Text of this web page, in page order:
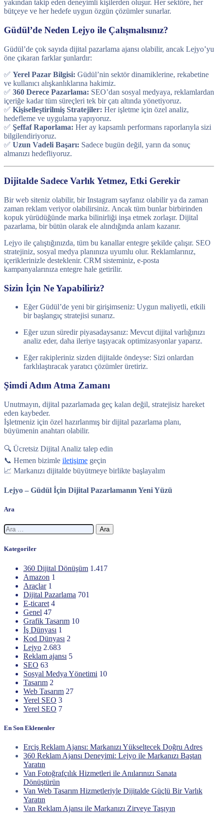
yakından takip eden deneyimli kişilerden oluşur. Her sektöre, her
bütçeye ve her hedefe uygun özgün çözümler sunarlar.
Güdül’de Neden Lejyo ile Çalışmalısınız?
Güdül’de çok sayıda dijital pazarlama ajansı olabilir, ancak Lejyo’yu
öne çıkaran farklar şunlardır:
✅ Yerel Pazar Bilgisi: Güdül’nin sektör dinamiklerine, rekabetine
ve kullanıcı alışkanlıklarına hakimiz.
✅ 360 Derece Pazarlama: SEO’dan sosyal medyaya, reklamlardan
içeriğe kadar tüm süreçleri tek bir çatı altında yönetiyoruz.
✅ Kişiselleştirilmiş Stratejiler: Her işletme için özel analiz,
hedefleme ve uygulama yapıyoruz.
✅ Şeffaf Raporlama: Her ay kapsamlı performans raporlarıyla sizi
bilgilendiriyoruz.
✅ Uzun Vadeli Başarı: Sadece bugün değil, yarın da sonuç
almanızı hedefliyoruz.
Dijitalde Sadece Varlık Yetmez, Etki Gerekir
Bir web siteniz olabilir, bir Instagram sayfanız olabilir ya da zaman
zaman reklam veriyor olabilirsiniz. Ancak tüm bunlar birbirinden
kopuk yürüdüğünde marka bilinirliği inşa etmek zorlaşır. Dijital
pazarlama, bir bütün olarak ele alındığında anlam kazanır.
Lejyo ile çalıştığınızda, tüm bu kanallar entegre şekilde çalışır. SEO
stratejiniz, sosyal medya planınıza uyumlu olur. Reklamlarınız,
içeriklerinizle desteklenir. CRM sisteminiz, e-posta
kampanyalarınıza entegre hale getirilir.
Sizin İçin Ne Yapabiliriz?
Eğer Güdül’de yeni bir girişimseniz: Uygun maliyetli, etkili
bir başlangıç stratejisi sunarız.
Eğer uzun süredir piyasadaysanız: Mevcut dijital varlığınızı
analiz eder, daha ileriye taşıyacak optimizasyonlar yaparız.
Eğer rakipleriniz sizden dijitalde öndeyse: Sizi onlardan
farklılaştıracak yaratıcı çözümler üretiriz.
Şimdi Adım Atma Zamanı
Unutmayın, dijital pazarlamada geç kalan değil, stratejisiz hareket
eden kaybeder.
İşletmeniz için özel hazırlanmış bir dijital pazarlama planı,
büyümenin anahtarı olabilir.
🔍 Ücretsiz Dijital Analiz talep edin
📞 Hemen bizimle iletişime geçin
📈 Markanızı dijitalde büyütmeye birlikte başlayalım
Lejyo – Güdül İçin Dijital Pazarlamanın Yeni Yüzü
Ara
Arama:
Kategoriler
360 Dijital Dönüşüm 1.417
Amazon 1
Araçlar 1
Dijital Pazarlama 701
E-ticaret 4
Genel 47
Grafik Tasarım 10
İş Dünyası 1
Kod Dünyası 2
Lejyo 2.683
Reklam ajansı 5
SEO 63
Sosyal Medya Yönetimi 10
Tasarım 2
Web Tasarım 27
Yerel SEO 3
Yerel SEO 7
En Son Eklenenler
Erciş Reklam Ajansı: Markanızı Yükseltecek Doğru Adres
360 Reklam Ajansı Deneyimi: Lejyo ile Markanızı Baştan
Yaratın
Van Fotoğrafçılık Hizmetleri ile Anılarınızı Sanata
Dönüştürün
Van Web Tasarım Hizmetleriyle Dijitalde Güçlü Bir Varlık
Yaratın
Van Reklam Ajansı ile Markanızı Zirveye Taşıyın